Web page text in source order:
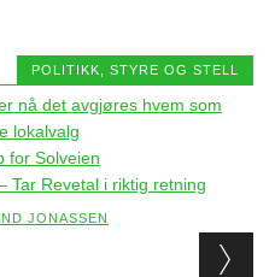
POLITIKK, STYRE OG STELL
nå det avgjøres hvem som
lokalvalg
for Solveien
Tar Revetal i riktig retning
JONASSEN